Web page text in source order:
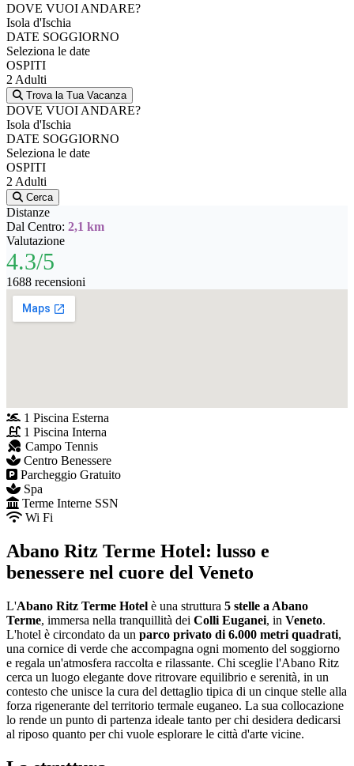
DOVE VUOI ANDARE?
Isola d'Ischia
DATE SOGGIORNO
Seleziona le date
OSPITI
2 Adulti
Trova la Tua Vacanza
DOVE VUOI ANDARE?
Isola d'Ischia
DATE SOGGIORNO
Seleziona le date
OSPITI
2 Adulti
Cerca
Distanze
Dal Centro: 2,1 km
Valutazione
4.3/5
1688 recensioni
1 Piscina Esterna
1 Piscina Interna
Campo Tennis
Centro Benessere
Parcheggio Gratuito
Spa
Terme Interne SSN
Wi Fi
Abano Ritz Terme Hotel: lusso e
benessere nel cuore del Veneto
L'Abano Ritz Terme Hotel è una struttura 5 stelle a Abano
Terme, immersa nella tranquillità dei Colli Euganei, in Veneto.
L'hotel è circondato da un parco privato di 6.000 metri quadrati,
una cornice di verde che accompagna ogni momento del soggiorno
e regala un'atmosfera raccolta e rilassante. Chi sceglie l'Abano Ritz
cerca un luogo elegante dove ritrovare equilibrio e serenità, in un
contesto che unisce la cura del dettaglio tipica di un cinque stelle alla
forza rigenerante del territorio termale euganeo. La sua collocazione
lo rende un punto di partenza ideale tanto per chi desidera dedicarsi
al riposo quanto per chi vuole esplorare le città d'arte vicine.